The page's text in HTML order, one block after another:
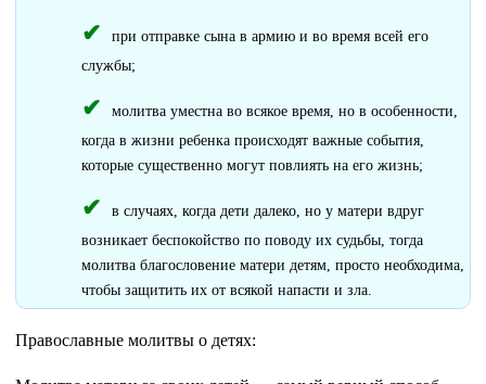
при отправке сына в армию и во время всей его
службы;
молитва уместна во всякое время, но в особенности,
когда в жизни ребенка происходят важные события,
которые существенно могут повлиять на его жизнь;
в случаях, когда дети далеко, но у матери вдруг
возникает беспокойство по поводу их судьбы, тогда
молитва благословение матери детям, просто необходима,
чтобы защитить их от всякой напасти и зла.
Православные молитвы о детях: